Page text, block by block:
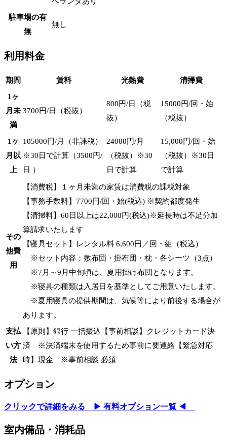
駐車場の有
無
無し
利用料金
期間 賃料 光熱費
清掃費
1ヶ
月未
満
3700円/日（税抜）
800円/日（税
抜）
15000円/回・始
（税抜）
1ヶ
月以
上
105000円/月（非課税）
※30日で計算（3500円/
日 ）
24000円/月
（税抜）※30
日で計算
15,000円/回・始
（税抜）※30日
で計算
その
他費
用
【消費税】１ヶ月未満の家賃は消費税の課税対象
【事務手数料】7700円/回・始(税込) ※契約都度発生
【清掃料】60日以上は22,000円(税込)※延長時は不足分加
算請求いたします
【寝具セット】レンタル料 6,600円／回・組（税込）
※セット内容：敷布団・掛布団・枕・各シーツ（3点）
※7月～9月中旬頃は、夏用掛け布団となります。
※寝具の種類は入居日を基準としてご用意いたします。
※夏用寝具の提供期間は、気候等により前後する場合が
あります。
支払
い方
法
【原則】銀行 一括振込【事前相談】クレジットカード決
済 ※決済端末を使用するため事前に要連絡【緊急対応
時】現金 ※事前相談 必須
オプション
クリックで詳細をみる ▶ 有料オプション一覧 ◀
室内備品・消耗品